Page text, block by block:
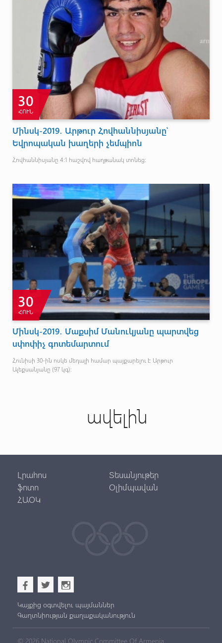
30
ՀՈՒՆ
Մինսկ-2019․ Արթուր Հովհաննիսյանը՝
Եվրոպական խաղերի չեմպիոն
Հովհաննիսյանը 4։1 հաշվով հաղթանակ տոնեց։
30
ՀՈՒՆ
Մինսկ-2019․ Մաքսիմ Մանուկյանը պարտվեց
սփոփիչ գոտեմարտում
Հունիսի 30-ին ոսկե մեդալի համար պայքարելու է Արթուր
Ալեքսանյանը (97 կգ)։
ավելին
Լրահոս
Տեսանյութեր
ֆոտո
Օլիմպավան
ՀԱՕԿ
b a x
Կայքից օգտվելու պայմաններ
Գաղտնիության քաղաքականություն
© 2026 National Olympic Committee Of Armenia